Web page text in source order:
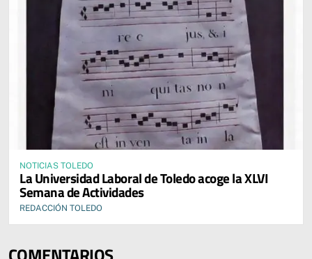
NOTICIAS TOLEDO
La Universidad Laboral de Toledo acoge la XLVI
Semana de Actividades
REDACCIÓN TOLEDO